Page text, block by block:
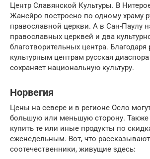
Центр Славянской Культуры. В
Жанейро построено по одному храму
православной церкви. А в Сан-Паулу
православных церквей и два
благотворительных центра.
культурным центрам русская
сохраняет национальную культуру.
Норвегия
Цены на севере и в регионе Осло
большую или меньшую сторону.
купить те или иные продукты по
еженедельным. Вот, что
соотечественники, живущие здесь: